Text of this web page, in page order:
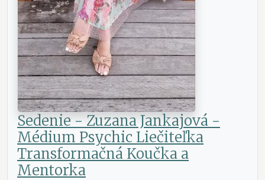
Sedenie - Zuzana Jankajová -
Médium Psychic Liečiteľka
Transformačná Koučka a
Mentorka